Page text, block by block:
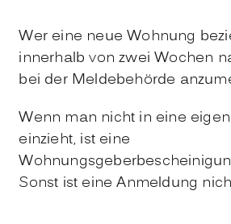
Wer eine neue Wohnung
innerhalb von zwei Wochen
bei der Meldebehörde
Wenn man nicht in eine
einzieht, ist eine
Sonst ist eine Anmeldung